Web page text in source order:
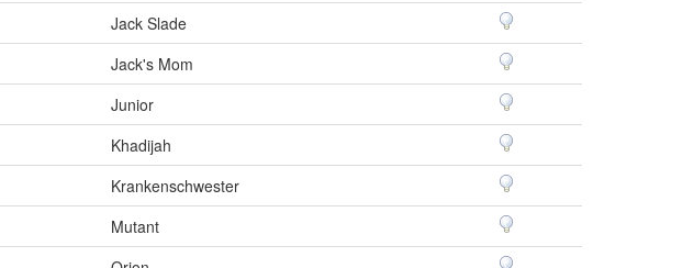
Jack Slade
Jack's Mom
Junior
Khadijah
Krankenschwester
Mutant